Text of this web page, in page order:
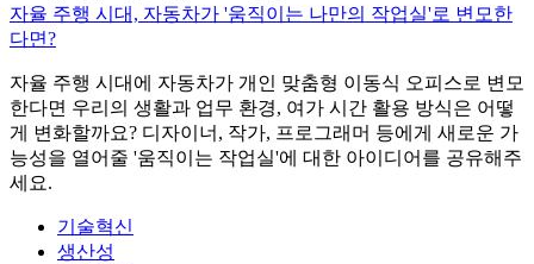
자율 주행 시대, 자동차가 '움직이는 나만의 작업실'로 변모한
다면?
자율 주행 시대에 자동차가 개인 맞춤형 이동식 오피스로 변모
한다면 우리의 생활과 업무 환경, 여가 시간 활용 방식은 어떻
게 변화할까요? 디자이너, 작가, 프로그래머 등에게 새로운 가
능성을 열어줄 '움직이는 작업실'에 대한 아이디어를 공유해주
세요.
기술혁신
생산성